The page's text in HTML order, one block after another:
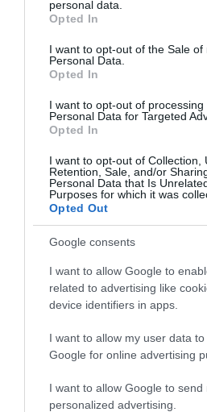
grant or deny consent to Google
use your data for below specified
consent section.
personal data.
Opted In
I want to opt-out of the Sale of
Personal Data.
Opted In
I want to opt-out of processing
Personal Data for Targeted
Opted In
I want to opt-out of Collection,
Retention, Sale, and/or
Personal Data that Is
Purposes for which it was
Opted Out
Google consents
I want to allow Google to
related to advertising like
device identifiers in apps.
I want to allow my user data
Google for online advertising
I want to allow Google to send
personalized advertising.
tartozik a nyelőcső-, a gyomor-
hasnyálmirigyrák. A kutatók
váratlan volt, ezért további
az eredmények
A rezisztens keményítő egy
amely áthalad a
erjed, ahol táplálja a hasznos
Rostszerű kiegészítőként
természetes módon számos
megtalálható, például
zabban, főtt és lehűtött
borsóban és babban.
Fontos kiemelni, hogy a
végezték, akik már
szélesebb közönségre.